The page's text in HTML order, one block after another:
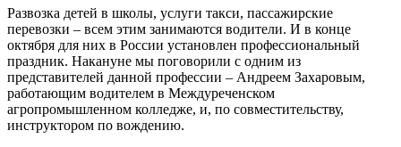
Развозка детей в школы, услуги такси, пассажирские
перевозки – всем этим занимаются водители. И в конце
октября для них в России установлен профессиональный
праздник. Накануне мы поговорили с одним из
представителей данной профессии – Андреем Захаровым,
работающим водителем в Междуреченском
агропромышленном колледже, и, по совместительству,
инструктором по вождению.